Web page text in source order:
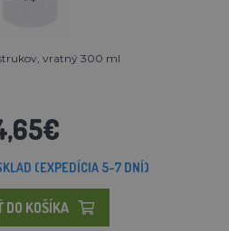
vratný 300 ml
(EXPEDÍCIA 5-7 DNÍ)
DO KOŠÍKA